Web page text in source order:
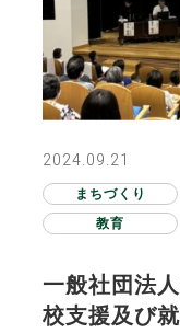
2024.09.21
まちづくり
教育
一般社団法
校支援及び